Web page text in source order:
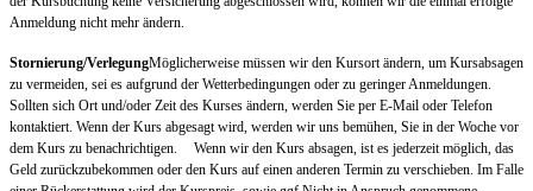
Anmeldung nicht mehr ändern.
Stornierung/VerlegungMöglicherweise müssen wir den Kursort ändern, um Kursabsagen
zu vermeiden, sei es aufgrund der Wetterbedingungen oder zu geringer Anmeldungen.
Sollten sich Ort und/oder Zeit des Kurses ändern, werden Sie per E-Mail oder Telefon
kontaktiert. Wenn der Kurs abgesagt wird, werden wir uns bemühen, Sie in der Woche vor
dem Kurs zu benachrichtigen. Wenn wir den Kurs absagen, ist es jederzeit möglich, das
Geld zurückzubekommen oder den Kurs auf einen anderen Termin zu verschieben. Im Falle